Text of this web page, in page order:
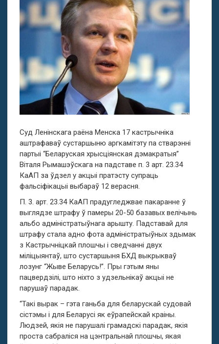
Суд Ленінскага раёна Менска 17 кастрычніка
аштрафаваў сустаршыню аргкамітэту па стварэнні
партыі “Беларуская хрысціянская дэмакратыя”
Віталя Рымашэўскага на падставе п. 3 арт. 23.34
КаАП за ўдзел у акцыі пратэсту супраць
фальсіфікацыі выбараў 12 верасня.
П. 3. арт. 23.34 КаАП прадугледжвае пакаранне ў
выглядзе штрафу ў памеры 20-50 базавых велічынь
альбо адміністратыўнага арышту. Падставай для
штрафу стала адно фота адміністратыўных здымак
з Кастрычніцкай плошчы і сведчанні двух
міліцыянтаў, што сустаршыня БХД выкрыкваў
лозунг “Жыве Беларусь!”. Пры гэтым яны
пацвердзілі, што ніхто з удзельнікаў акцыі не
парушаў парадак.
“Такі вырак – гэта ганьба для беларускай судовай
сістэмы і для Беларусі як еўрапейскай краіны.
Людзей, якія не парушалі грамадскі парадак, якія
проста сабраліся на цэнтральнай плошчы, якая